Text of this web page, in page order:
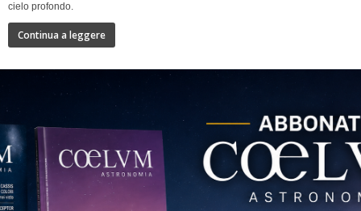
cielo profondo.
Continua a leggere